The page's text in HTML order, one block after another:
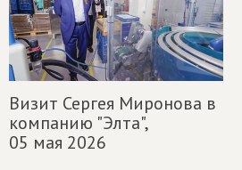
Визит Сергея Миронова в
компанию "Элта",
05 мая 2026